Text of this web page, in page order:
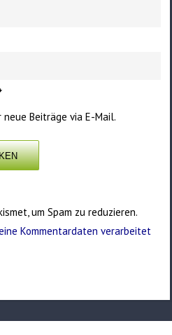
Beiträge via E-Mail.
um Spam zu reduzieren.
Kommentardaten verarbeitet